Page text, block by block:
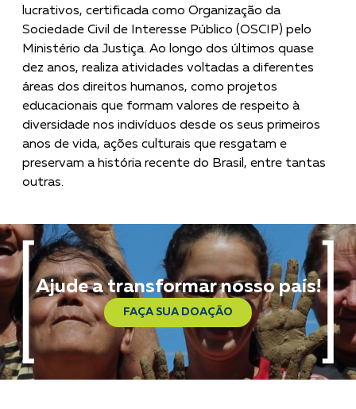
lucrativos, certificada como Organização da
Sociedade Civil de Interesse Público (OSCIP) pelo
Ministério da Justiça. Ao longo dos últimos quase
dez anos, realiza atividades voltadas a diferentes
áreas dos direitos humanos, como projetos
educacionais que formam valores de respeito à
diversidade nos indivíduos desde os seus primeiros
anos de vida, ações culturais que resgatam e
preservam a história recente do Brasil, entre tantas
outras.
Ajude a transformar nosso país!
FAÇA SUA DOAÇÃO